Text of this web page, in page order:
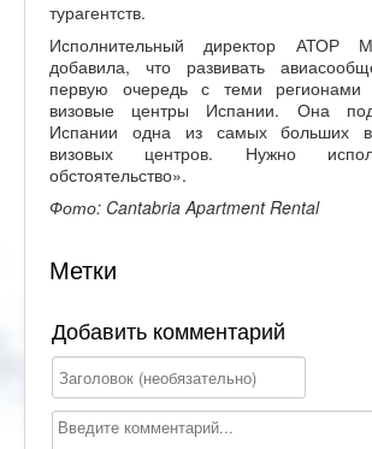
турагентств.
Исполнительный директор АТОР
добавила, что развивать
первую очередь с теми
визовые центры Испании. Она
Испании одна из самых больших
визовых центров. Нужно
обстоятельство».
Фото: Cantabria Apartment Rental
Метки
Добавить комментарий